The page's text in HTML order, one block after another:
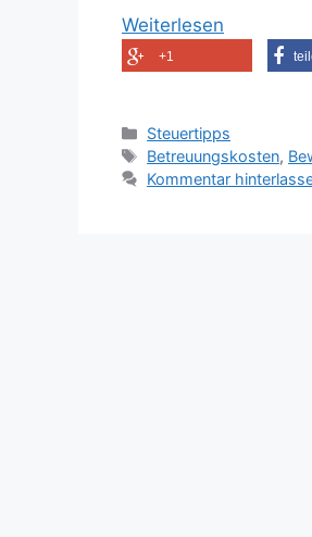
Weiterlesen
+1
Kategorien
Steuertipps
Schlagwörter
Betreuungskosten,
Kommentar